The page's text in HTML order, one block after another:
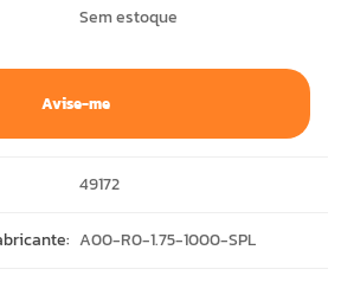
Sem estoque
Avise-me
49172
A00-R0-1.75-1000-SPL